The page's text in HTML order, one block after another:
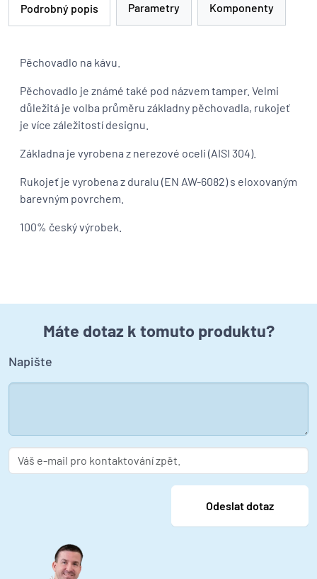
Podrobný popis Parametry Komponenty
Pěchovadlo na kávu.
Pěchovadlo je známé také pod názvem tamper. Velmi
důležitá je volba průměru základny pěchovadla, rukojeť
je více záležitostí designu.
Základna je vyrobena z nerezové oceli (AISI 304).
Rukojeť je vyrobena z duralu (EN AW-6082) s eloxovaným
barevným povrchem.
100% český výrobek.
Máte dotaz k tomuto produktu?
Napište